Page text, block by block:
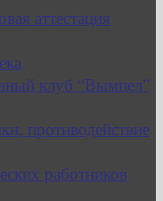
аттестация
клуб “Вымпел”
противодействие
работников